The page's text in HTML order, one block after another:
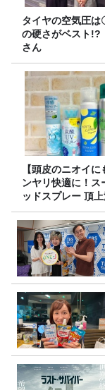
タイヤの空気圧は
の硬さがベスト
さん
【頭皮のニオイに
ンヤリ快適に！ス
ッドスプレー 頂